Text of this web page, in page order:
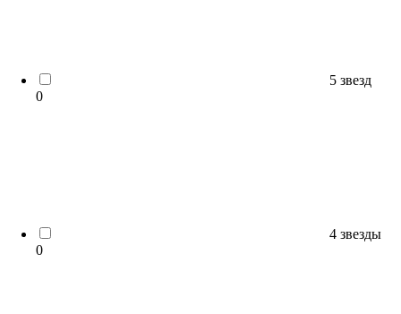
5 звезд
0
4 звезды
0